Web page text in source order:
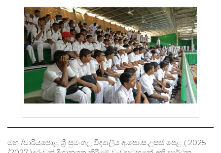
මහ /වාරියපොළ ශ්‍රී සුමංගල විද්‍යාලීය අ.පො.ස.උසස් පෙළ ( 2025